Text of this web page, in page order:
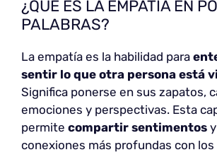
¿QUÉ ES LA EMPATÍA EN
PALABRAS?
La empatía es la habilidad para
sentir lo que otra persona está
Significa ponerse en sus zapatos,
emociones y perspectivas. Esta
permite compartir sentimentos
conexiones más profundas con los